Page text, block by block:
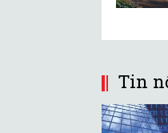
Tin